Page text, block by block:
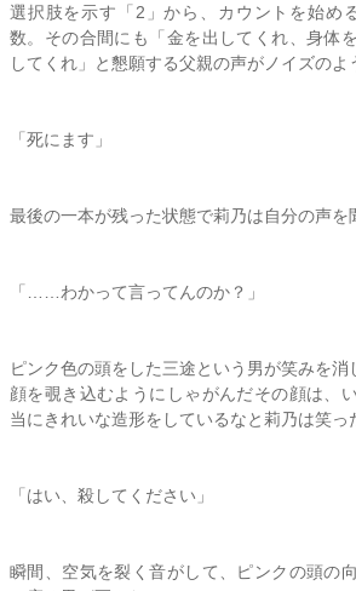
選択肢を示す「2」から、カウントを始め
数。その合間にも「金を出してくれ、身体
してくれ」と懇願する父親の声がノイズのよ
「死にます」
最後の一本が残った状態で莉乃は自分の声を
「……わかって言ってんのか？」
ピンク色の頭をした三途という男が笑みを消
顔を覗き込むようにしゃがんだその顔は、
当にきれいな造形をしているなと 莉乃は笑っ
「はい、殺してください」
瞬間、空気を裂く音がして、ピンクの頭の